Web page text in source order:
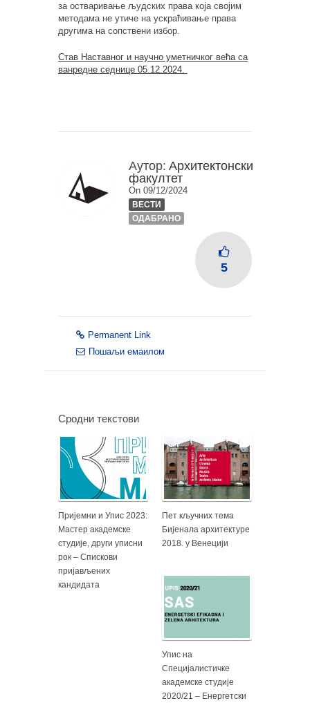
за остваривање људских права која својим
методама не утиче на ускраћивање права
другима на сопствени избор.
Став Наставног и научно уметничког већа са
ванредне седнице 05.12.2024.
Аутор: Архитектонски
факултет
On 09/12/2024
ВЕСТИ
ОДАБРАНО
5
Permanent Link
Пошаљи емаилом
Сродни текстови
Пријемни и Упис 2023:
Мастер академске
студије, други уписни
рок – Спискови
пријављених
кандидата
Пет кључних тема
Бијенала архитектуре
2018. у Венецији
Упис на
Специјалистичке
академске студије
2020/21 – Енергетски